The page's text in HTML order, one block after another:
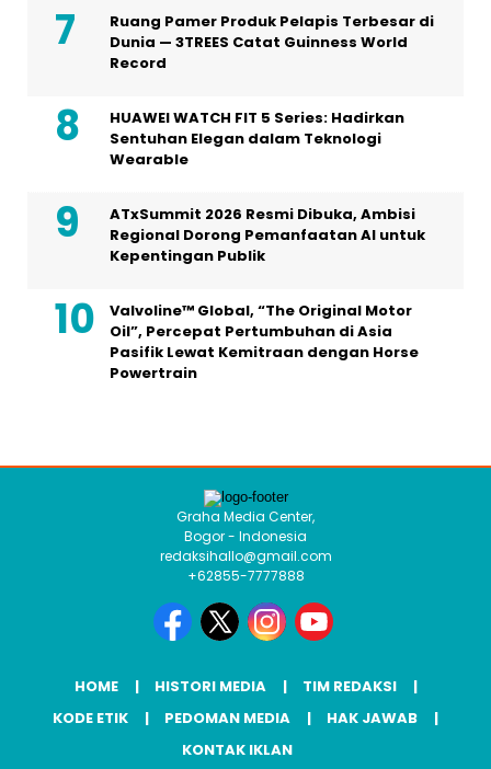
Ruang Pamer Produk Pelapis Terbesar di
Dunia — 3TREES Catat Guinness World
Record
HUAWEI WATCH FIT 5 Series: Hadirkan
Sentuhan Elegan dalam Teknologi
Wearable
ATxSummit 2026 Resmi Dibuka, Ambisi
Regional Dorong Pemanfaatan AI untuk
Kepentingan Publik
Valvoline™ Global, “The Original Motor
Oil”, Percepat Pertumbuhan di Asia
Pasifik Lewat Kemitraan dengan Horse
Powertrain
Graha Media Center,
Bogor - Indonesia
redaksihallo@gmail.com
+62855-7777888
HOME HISTORI MEDIA
TIM REDAKSI
KODE ETIK
PEDOMAN MEDIA
HAK JAWAB
KONTAK IKLAN